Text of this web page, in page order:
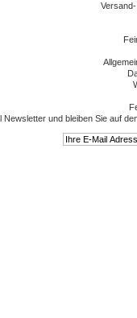
und bleiben Sie auf